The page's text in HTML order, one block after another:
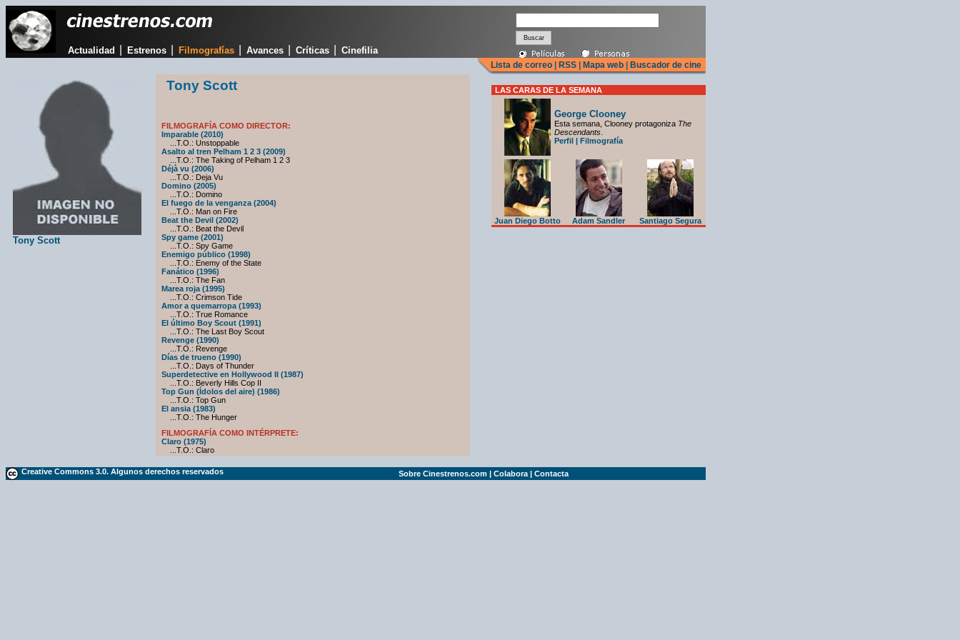
Actualidad Estrenos Filmografías Avances Críticas Cinefilia
Lista de correo RSS Mapa web Buscador de cine
Tony Scott
Tony Scott
FILMOGRAFÍA COMO DIRECTOR:
Imparable (2010)
...T.O.: Unstoppable
Asalto al tren Pelham 1 2 3 (2009)
...T.O.: The Taking of Pelham 1 2 3
Déjà vu (2006)
...T.O.: Deja Vu
Domino (2005)
...T.O.: Domino
El fuego de la venganza (2004)
...T.O.: Man on Fire
Beat the Devil (2002)
...T.O.: Beat the Devil
Spy game (2001)
...T.O.: Spy Game
Enemigo público (1998)
...T.O.: Enemy of the State
Fanático (1996)
...T.O.: The Fan
Marea roja (1995)
...T.O.: Crimson Tide
Amor a quemarropa (1993)
...T.O.: True Romance
El último Boy Scout (1991)
...T.O.: The Last Boy Scout
Revenge (1990)
...T.O.: Revenge
Días de trueno (1990)
...T.O.: Days of Thunder
Superdetective en Hollywood II (1987)
...T.O.: Beverly Hills Cop II
Top Gun (Ídolos del aire) (1986)
...T.O.: Top Gun
El ansia (1983)
...T.O.: The Hunger
FILMOGRAFÍA COMO INTÉRPRETE:
Claro (1975)
...T.O.: Claro
LAS CARAS DE LA SEMANA
George Clooney
Esta semana, Clooney protagoniza The
Descendants
Perfil | Filmografía
Juan Diego Botto Adam Sandler Santiago Segura
Creative Commons 3.0. Algunos derechos reservados Sobre Cinestrenos.com | Colabora | Contacta